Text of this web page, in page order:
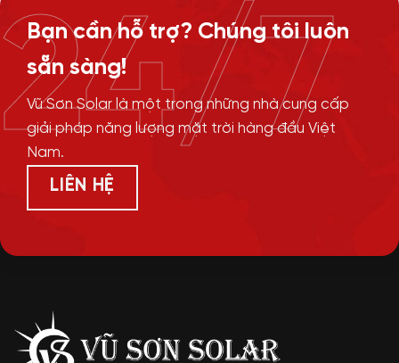
Bạn cần hỗ trợ? Chúng tôi luôn
sẵn sàng!
Vũ Sơn Solar là một trong những nhà cung cấp
giải pháp năng lượng mặt trời hàng đầu Việt
Nam.
LIÊN HỆ
24/7